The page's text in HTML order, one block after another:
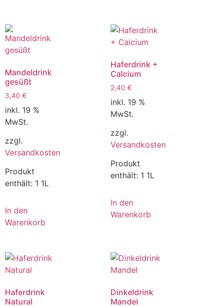
Mandeldrink
gesüßt
3,40 €
inkl. 19 %
MwSt.
zzgl.
Versandkosten
Produkt
enthält: 1 1L
In den
Warenkorb
Haferdrink +
Calcium
2,40 €
inkl. 19 %
MwSt.
zzgl.
Versandkosten
Produkt
enthält: 1 1L
In den
Warenkorb
Haferdrink
Natural
Dinkeldrink
Mandel